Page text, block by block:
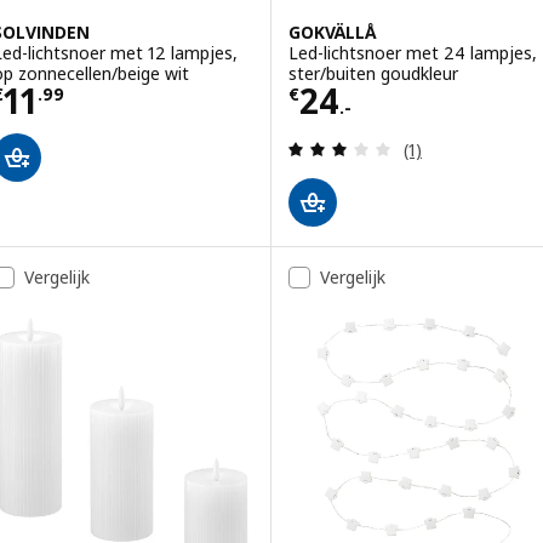
lichtsnoer met 12 lampjes,
zonnecellen/beige wit
11 .99€ 11.99
GOKVÄLLÅ
Led-lichtsnoer met 24 lampjes,
ster/buiten goudkleur
€24.-
Prijs € 24.-
Beoordeling: 3
(1)
Vergelijk Vergelijk